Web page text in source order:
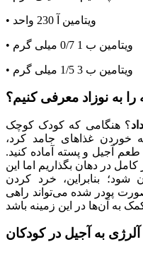
• ویتامین آ 230 واحد
• ویتامین ب 1 0/7 میلی گرم
• ویتامین ب 3 1/5 میلی گرم
به نوزاد معرفی کنیم؟
؟ هنگامی که کودک کوچک
خوردن غذاهای جامد کرد،
طعم آجیل و پسته آماده کنید.
در دهان بگذاریم اما این
بنابراین، خرد کردن
پودر شده می‌تواند راهی
آلرژی به آجیل در کودکان